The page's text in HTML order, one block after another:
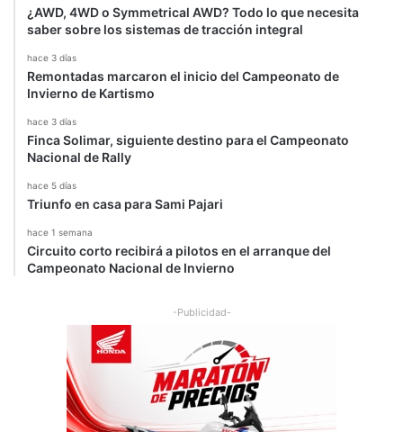
¿AWD, 4WD o Symmetrical AWD? Todo lo que necesita
saber sobre los sistemas de tracción integral
hace 3 días
Remontadas marcaron el inicio del Campeonato de
Invierno de Kartismo
hace 3 días
Finca Solimar, siguiente destino para el Campeonato
Nacional de Rally
hace 5 días
Triunfo en casa para Sami Pajari
hace 1 semana
Circuito corto recibirá a pilotos en el arranque del
Campeonato Nacional de Invierno
-Publicidad-